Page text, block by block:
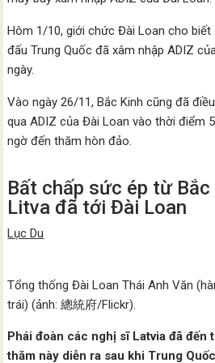
Hôm 1/10, giới chức Đài Loan cho biết
đấu Trung Quốc đã xâm nhập ADIZ
ngày.
Vào ngày 26/11, Bắc Kinh cũng đã
qua ADIZ của Đài Loan vào thời điểm
ngờ đến thăm hòn đảo.
Bất chấp sức ép từ Bắc
Litva đã tới Đài Loan
Lục Du
Tổng thống Đài Loan Thái Anh Văn
trái) (ảnh: 總統府/Flickr).
Phái đoàn các nghị sĩ Latvia đã đến
thăm này diễn ra sau khi Trung